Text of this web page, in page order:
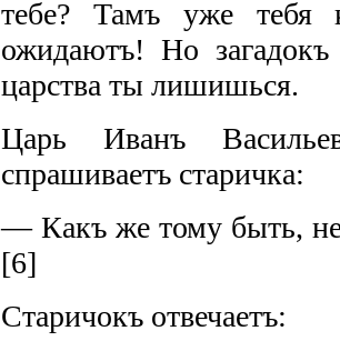
тебе? Тамъ уже тебя
ожидаютъ! Но загадокъ
царства ты лишишься.
Царь Иванъ
спрашиваетъ старичка:
— Какъ же тому быть,
[6]
Старичокъ отвечаетъ: